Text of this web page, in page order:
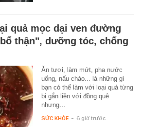
quả mọc dại ven đường
thận", dưỡng tóc, chống
Ăn tươi, làm mứt, pha nước
uống, nấu cháo... là những gì
bạn có thể làm với loại quả từng
bị gắn liền với đồng quê
nhưng…
SỨC KHỎE - 6 giờ trước